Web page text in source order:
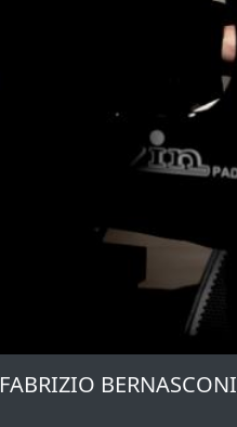
FABRIZIO BERNASCONI